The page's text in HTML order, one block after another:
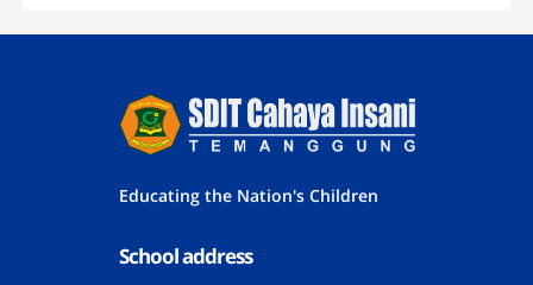
Educating the Nation's Children
School address